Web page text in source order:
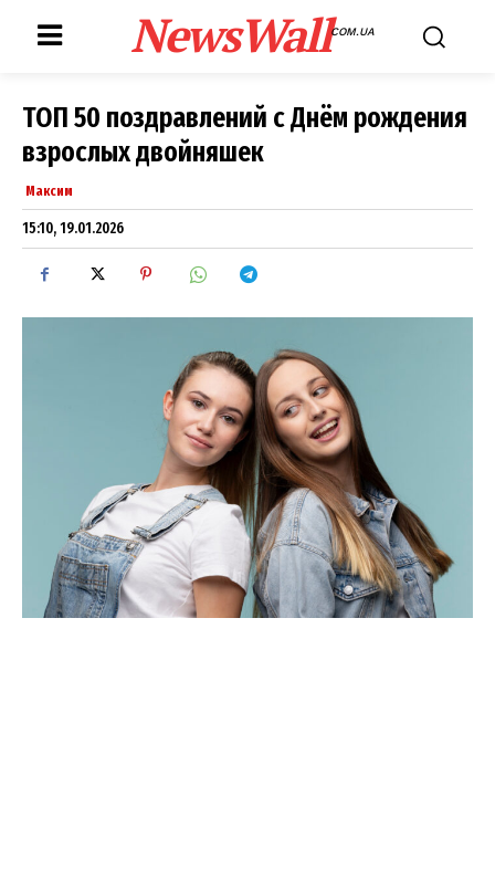
NewsWallCOM.UA
ТОП 50 поздравлений с Днём рождения
взрослых двойняшек
Максим
15:10, 19.01.2026